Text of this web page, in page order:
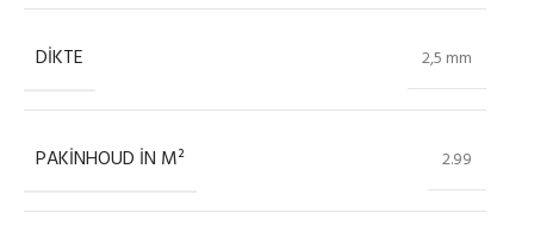
DIKTE 2,5 mm
PAKINHOUD IN M² 2.99